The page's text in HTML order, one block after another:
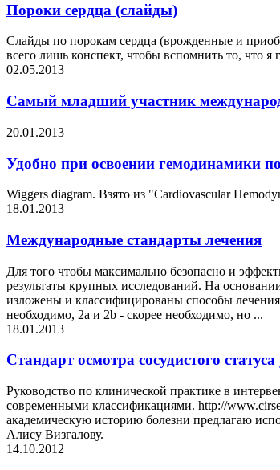
Пороки сердца (слайды)
Cлайды по порокам сердца (врожденные и
всего лишь конспект, чтобы вспомнить то, что я
02.05.2013
Самый младший участник
20.01.2013
Удобно при освоении гемодинамики
Wiggers diagram. Взято из "Cardiovascular
18.01.2013
Международные стандарты лечения
Для того чтобы максимально безопасно и
результаты крупных исследований. На
изложены и классифицированы способы
необходимо, 2а и 2b - скорее необходимо, но ...
18.01.2013
Стандарт осмотра сосудистого
Руководство по клинической практике в
современными классификациями. http://
академическую историю болезни предлагаю
Алису Визгалову.
14.10.2012